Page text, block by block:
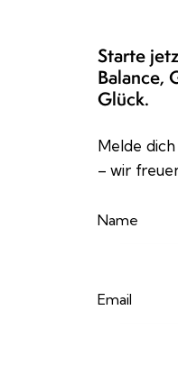
Starte
Balance,
Glück.
Melde
– wir